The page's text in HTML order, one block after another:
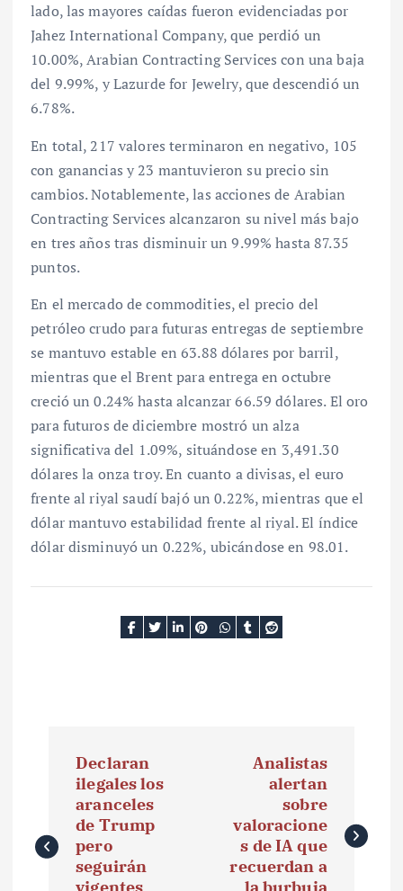
lado, las mayores caídas fueron evidenciadas por
Jahez International Company, que perdió un
10.00%, Arabian Contracting Services con una baja
del 9.99%, y Lazurde for Jewelry, que descendió un
6.78%.
En total, 217 valores terminaron en negativo, 105
con ganancias y 23 mantuvieron su precio sin
cambios. Notablemente, las acciones de Arabian
Contracting Services alcanzaron su nivel más bajo
en tres años tras disminuir un 9.99% hasta 87.35
puntos.
En el mercado de commodities, el precio del
petróleo crudo para futuras entregas de septiembre
se mantuvo estable en 63.88 dólares por barril,
mientras que el Brent para entrega en octubre
creció un 0.24% hasta alcanzar 66.59 dólares. El oro
para futuros de diciembre mostró un alza
significativa del 1.09%, situándose en 3,491.30
dólares la onza troy. En cuanto a divisas, el euro
frente al riyal saudí bajó un 0.22%, mientras que el
dólar mantuvo estabilidad frente al riyal. El índice
dólar disminuyó un 0.22%, ubicándose en 98.01.
e
Declaran
ilegales los
aranceles
de Trump
pero
seguirán
Analistas
alertan
sobre
valoracione
s de IA que
recuerdan a